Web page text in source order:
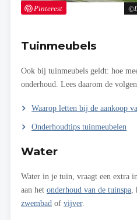
Pinterest
Tuinmeubels
Ook bij tuinmeubels geldt: hoe
onderhoud. Lees daarom de
Waarop letten bij de aankoop
Onderhoudtips tuinmeubelen
Water
Water in je tuin, vraagt een extra
aan het onderhoud van de tuinspa
zwembad of vijver.